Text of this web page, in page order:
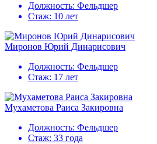
Должность: Фельдшер
Стаж: 10 лет
Миронов Юрий Динарисович
Должность: Фельдшер
Стаж: 17 лет
Мухаметова Раиса Закировна
Должность: Фельдшер
Стаж: 33 года